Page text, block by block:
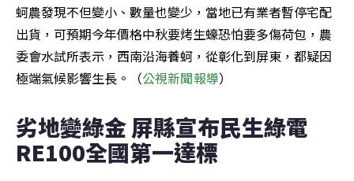
蚵農發現不但變小、數量也變少，當地已有業者暫停宅配
出貨，可預期今年價格中秋要烤生蠔恐怕要多傷荷包，農
委會水試所表示，西南沿海養蚵，從彰化到屏東，都疑因
極端氣候影響生長。（公視新聞報導）
劣地變綠金 屏縣宣布民生綠電
RE100全國第一達標